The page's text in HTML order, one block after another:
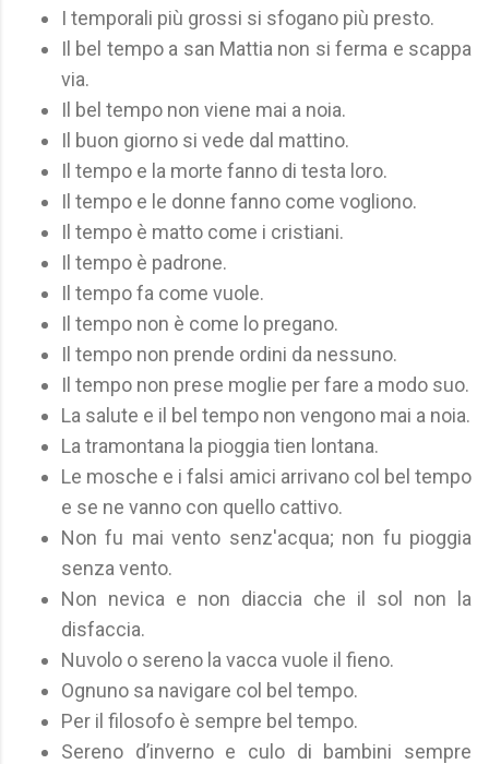
I temporali più grossi si sfogano più presto.
Il bel tempo a san Mattia non si ferma e scappa
via.
Il bel tempo non viene mai a noia.
Il buon giorno si vede dal mattino.
Il tempo e la morte fanno di testa loro.
Il tempo e le donne fanno come vogliono.
Il tempo è matto come i cristiani.
Il tempo è padrone.
Il tempo fa come vuole.
Il tempo non è come lo pregano.
Il tempo non prende ordini da nessuno.
Il tempo non prese moglie per fare a modo suo.
La salute e il bel tempo non vengono mai a noia.
La tramontana la pioggia tien lontana.
Le mosche e i falsi amici arrivano col bel tempo
e se ne vanno con quello cattivo.
Non fu mai vento senz'acqua; non fu pioggia
senza vento.
Non nevica e non diaccia che il sol non la
disfaccia.
Nuvolo o sereno la vacca vuole il fieno.
Ognuno sa navigare col bel tempo.
Per il filosofo è sempre bel tempo.
Sereno d’inverno e culo di bambini sempre